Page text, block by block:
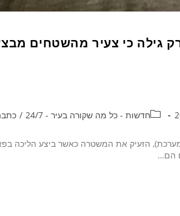
גילה כי צעיר מהשטחים
חדשות - כל מה שקורה בעיר - 24/7 /
הזעיק את המשטרה כאשר ביצע הליכה
הם…